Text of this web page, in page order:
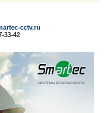
cctv.ru
33-42